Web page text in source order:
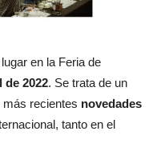
en la Feria de
de 2022. Se trata de un
recientes novedades
tanto en el